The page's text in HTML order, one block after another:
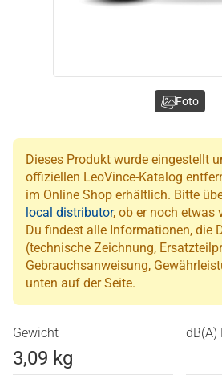
Dieses Produkt wurde eingestellt
offiziellen LeoVince-Katalog
im Online Shop erhältlich. Bitte
local distributor, ob er noch etwas
Du findest alle Informationen, die
(technische Zeichnung,
Gebrauchsanweisung,
unten auf der Seite.
Gewicht
3,09 kg
dB(A)
Foto